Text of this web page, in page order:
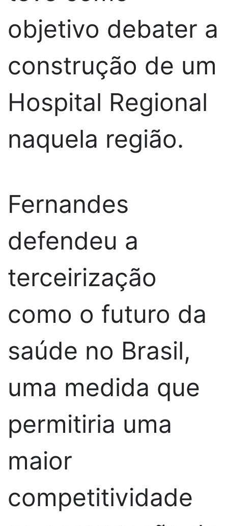
objetivo debater a
construção de um
Hospital Regional
naquela região.
Fernandes
defendeu a
terceirização
como o futuro da
saúde no Brasil,
uma medida que
permitiria uma
maior
competitividade